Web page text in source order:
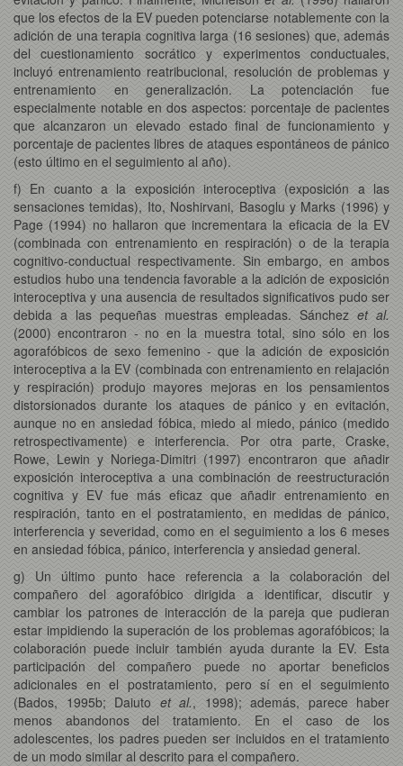
que los efectos de la EV pueden potenciarse notablemente con la
adición de una terapia cognitiva larga (16 sesiones) que, además
del cuestionamiento socrático y experimentos conductuales,
incluyó entrenamiento reatribucional, resolución de problemas y
entrenamiento en generalización. La potenciación fue
especialmente notable en dos aspectos: porcentaje de pacientes
que alcanzaron un elevado estado final de funcionamiento y
porcentaje de pacientes libres de ataques espontáneos de pánico
(esto último en el seguimiento al año).
f) En cuanto a la exposición interoceptiva (exposición a las
sensaciones temidas), Ito, Noshirvani, Basoglu y Marks (1996) y
Page (1994) no hallaron que incrementara la eficacia de la EV
(combinada con entrenamiento en respiración) o de la terapia
cognitivo-conductual respectivamente. Sin embargo, en ambos
estudios hubo una tendencia favorable a la adición de exposición
interoceptiva y una ausencia de resultados significativos pudo ser
debida a las pequeñas muestras empleadas. Sánchezet al.
(2000) encontraron - no en la muestra total, sino sólo en los
agorafóbicos de sexo femenino - que la adición de exposición
interoceptiva a la EV (combinada con entrenamiento en relajación
y respiración) produjo mayores mejoras en los pensamientos
distorsionados durante los ataques de pánico y en evitación,
aunque no en ansiedad fóbica, miedo al miedo, pánico (medido
retrospectivamente) e interferencia. Por otra parte, Craske,
Rowe, Lewin y Noriega-Dimitri (1997) encontraron que añadir
exposición interoceptiva a una combinación de reestructuración
cognitiva y EV fue más eficaz que añadir entrenamiento en
respiración, tanto en el postratamiento, en medidas de pánico,
interferencia y severidad, como en el seguimiento a los 6 meses
en ansiedad fóbica, pánico, interferencia y ansiedad general.
g) Un último punto hace referencia a la colaboración del
compañero del agorafóbico dirigida a identificar, discutir y
cambiar los patrones de interacción de la pareja que pudieran
estar impidiendo la superación de los problemas agorafóbicos; la
colaboración puede incluir también ayuda durante la EV. Esta
participación del compañero puede no aportar beneficios
adicionales en el postratamiento, pero sí en el seguimiento
(Bados, 1995b; Daiuto et al., 1998); además, parece haber
menos abandonos del tratamiento. En el caso de los
adolescentes, los padres pueden ser incluidos en el tratamiento
de un modo similar al descrito para el compañero.